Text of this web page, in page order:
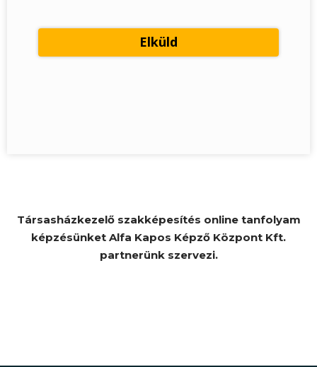
Társasházkezelő szakképesítés online tanfolyam
képzésünket Alfa Kapos Képző Központ Kft.
partnerünk szervezi.